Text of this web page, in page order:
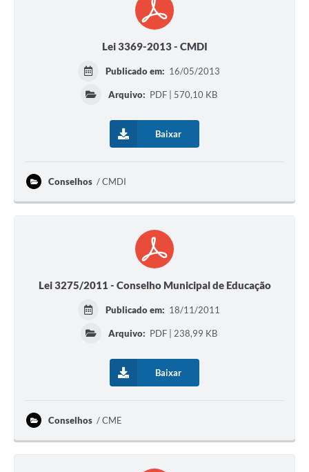
Lei 3369-2013 - CMDI
Publicado em: 16/05/2013
Arquivo: PDF | 570,10 KB
Baixar
Conselhos CMDI
Lei 3275/2011 - Conselho Municipal de Educação
Publicado em: 18/11/2011
Arquivo: PDF | 238,99 KB
Baixar
Conselhos CME